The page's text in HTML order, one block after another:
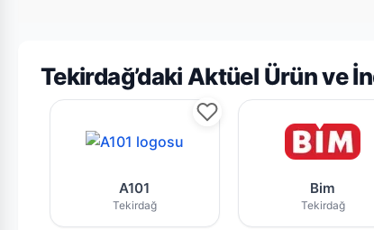
Tekirdağ’daki Aktüel Ürün ve
A101
Tekirdağ
Bim
Tekirdağ